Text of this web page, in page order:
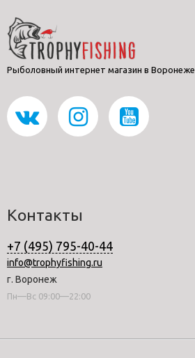
Рыболовный интернет магазин в Воронеже
Контакты
+7 (495) 795-40-44
info@trophyfishing.ru
г. Воронеж
Пн—Вс 09:00—22:00